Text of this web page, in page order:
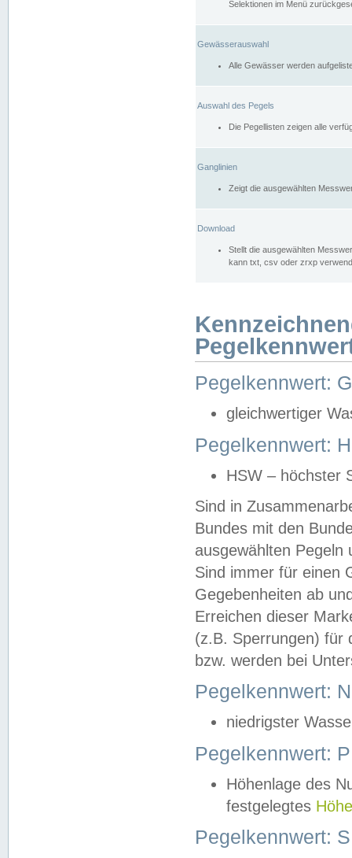
Selektionen im Menü
Gewässerauswahl
Alle Gewässer werden
Auswahl des Pegels
Die Pegellisten zeigen alle
Ganglinien
Zeigt die ausgewählten
Download
Stellt die ausgewählten
kann txt, csv oder zrxp
Pegelkennwert:
gleichwertiger
Pegelkennwert:
HSW – höchster
Sind in
Bundes mit den
ausgewählten
Sind immer für einen
Gegebenheiten ab
Erreichen dieser
(z.B. Sperrungen) für
bzw. werden bei
Pegelkennwert:
niedrigster
Pegelkennwert:
Höhenlage des
festgelegtes
Pegelkennwert: